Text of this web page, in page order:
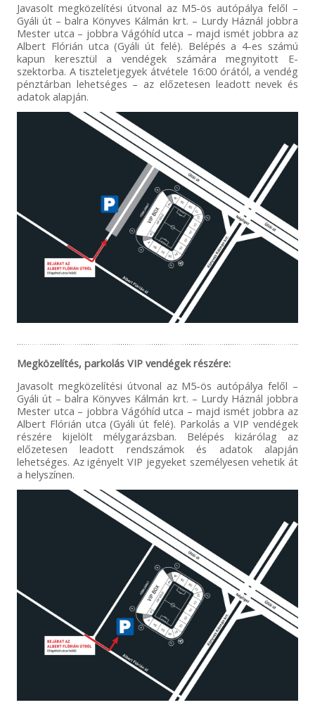
Javasolt megközelítési útvonal az M5-ös autópálya felől –
Gyáli út – balra Könyves Kálmán krt. – Lurdy Háznál jobbra
Mester utca – jobbra Vágóhíd utca – majd ismét jobbra az
Albert Flórián utca (Gyáli út felé). Belépés a 4-es számú
kapun keresztül a vendégek számára megnyitott E-
szektorba. A tiszteletjegyek átvétele 16:00 órától, a vendég
pénztárban lehetséges – az előzetesen leadott nevek és
adatok alapján.
Megközelítés, parkolás VIP vendégek részére:
Javasolt megközelítési útvonal az M5-ös autópálya felől –
Gyáli út – balra Könyves Kálmán krt. – Lurdy Háznál jobbra
Mester utca – jobbra Vágóhíd utca – majd ismét jobbra az
Albert Flórián utca (Gyáli út felé). Parkolás a VIP vendégek
részére kijelölt mélygarázsban. Belépés kizárólag az
előzetesen leadott rendszámok és adatok alapján
lehetséges. Az igényelt VIP jegyeket személyesen vehetik át
a helyszínen.